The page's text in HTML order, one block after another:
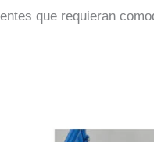
que requieran